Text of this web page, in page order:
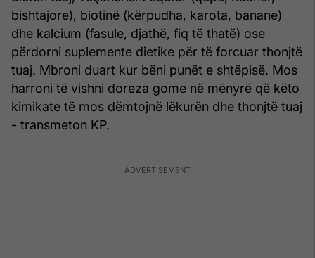
bishtajore), biotinë (kërpudha, karota, banane)
dhe kalcium (fasule, djathë, fiq të thatë) ose
përdorni suplemente dietike për të forcuar thonjtë
tuaj. Mbroni duart kur bëni punët e shtëpisë. Mos
harroni të vishni doreza gome në mënyrë që këto
kimikate të mos dëmtojnë lëkurën dhe thonjtë tuaj
- transmeton KP.